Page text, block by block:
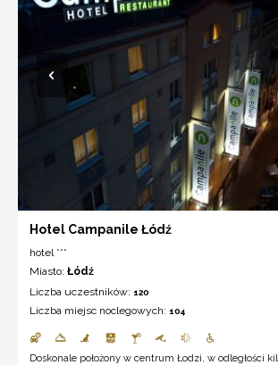
Hotel Campanile Łódź
hotel ***
Miasto: Łódź
Liczba uczestników: 120
Liczba miejsc noclegowych: 104
Doskonale położony w centrum Łodzi, w odległości